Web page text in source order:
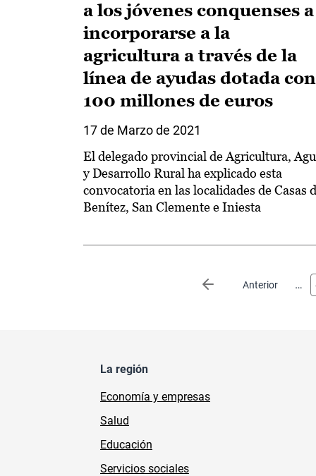
a los jóvenes conquenses a
incorporarse a la
agricultura a través de la
línea de ayudas dotada con
100 millones de euros
17 de Marzo de 2021
El delegado provincial de Agricultura,
y Desarrollo Rural ha explicado esta
convocatoria en las localidades de Casas
Benítez, San Clemente e Iniesta
Anterior
Página anterior …
La región
Economía y empresas
Salud
Educación
Servicios sociales